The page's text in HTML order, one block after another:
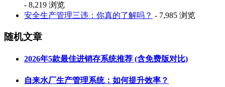
- 8,219 浏览
安全生产管理三违：你真的了解吗？ - 7,985 浏览
随机文章
2026年5款最佳进销存系统推荐 (含免费版对比)
自来水厂生产管理系统：如何提升效率？